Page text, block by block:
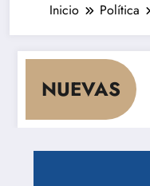
Inicio Política
NUEVAS
cae el consumo y